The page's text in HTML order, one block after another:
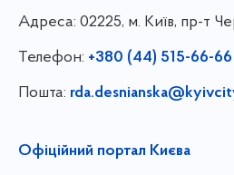
Адреса: 02225, м. Київ, пр-т
Телефон: +380 (44) 515-66-66
Пошта:
Офіційний портал Києва